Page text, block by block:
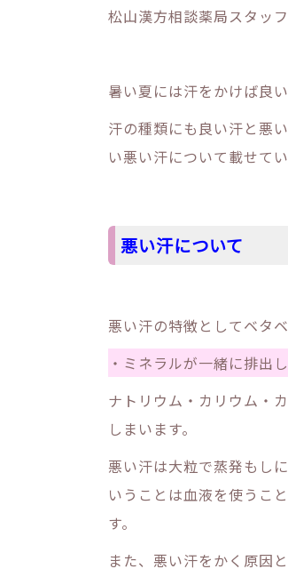
松山漢方相談薬局スタッフ
暑い夏には汗をかけば良
汗の種類にも良い汗と悪
い悪い汗について載せて
悪い汗について
悪い汗の特徴としてベタ
・ミネラルが一緒に排出
ナトリウム・カリウム・
しまいます。
悪い汗は大粒で蒸発もし
いうことは血液を使うこ
す。
また、悪い汗をかく原因